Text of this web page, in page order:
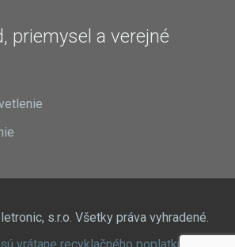
priemysel a verejné
s.r.o. Všetky práva vyhradené.